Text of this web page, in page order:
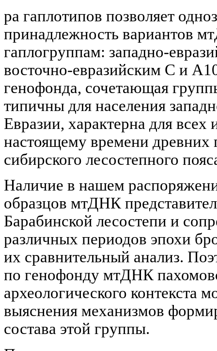
ра гаплотипов позволяет
принадлежность вариантов
гаплогруппам: западно-
восточно-евразийским C и
генофонда, сочетающая
типичны для населения
Евразии, характерна для
настоящему времени древних
сибирского лесостепного
Наличие в нашем
образцов мтДНК
Барабинской лесостепи и
различных периодов эпохи
их сравнительный анализ.
по генофонду мтДНК
археологического контекста
выяснения механизмов
состава этой группы.